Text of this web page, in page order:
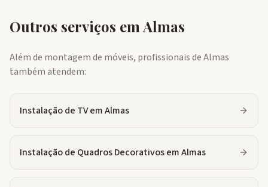
Outros serviços em Almas
Além de montagem de móveis, profissionais deAlmas
também atendem:
Instalação de TVemAlmas
Instalação de Quadros DecorativosemAlmas